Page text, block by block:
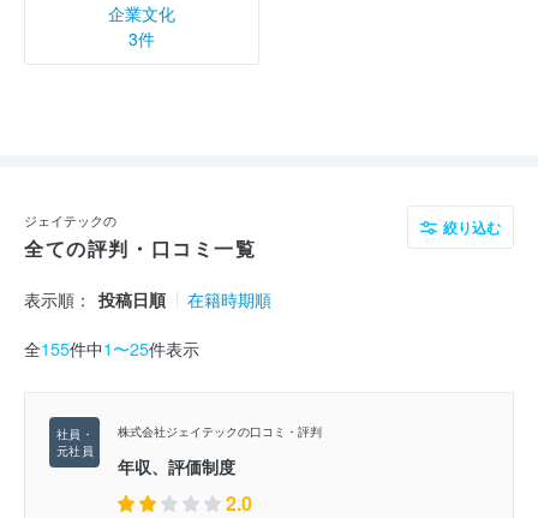
企業文化
3件
ジェイテックの
全ての評判・口コミ一覧
絞り込む
表示順： 投稿日順 在籍時期順
全155件中1〜25件表示
株式会社ジェイテックの口コミ・評判
年収、評価制度
2.0